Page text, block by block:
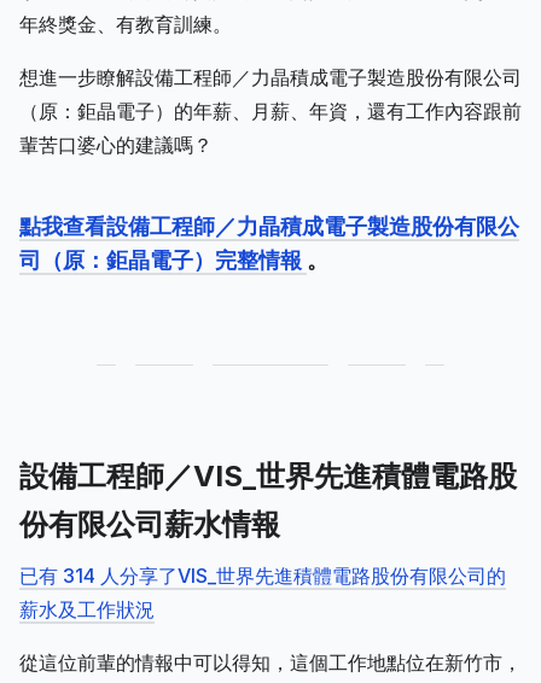
年終獎金、有教育訓練。
想進一步瞭解設備工程師／力晶積成電子製造股份有限公司
（原：鉅晶電子）的年薪、月薪、年資，還有工作內容跟前
輩苦口婆心的建議嗎？
點我查看設備工程師／力晶積成電子製造股份有限公
司（原：鉅晶電子）完整情報 。
設備工程師／VIS_世界先進積體電路股
份有限公司薪水情報
已有 314 人分享了VIS_世界先進積體電路股份有限公司的
薪水及工作狀況
從這位前輩的情報中可以得知，這個工作地點位在新竹市，